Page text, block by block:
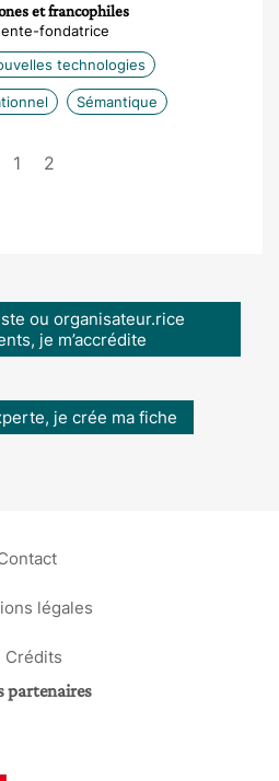
et francophiles
fondatrice
technologies
Sémantique
1 2
ou organisateur.rice
je m’accrédite
je crée ma fiche
légales
Crédits
partenaires